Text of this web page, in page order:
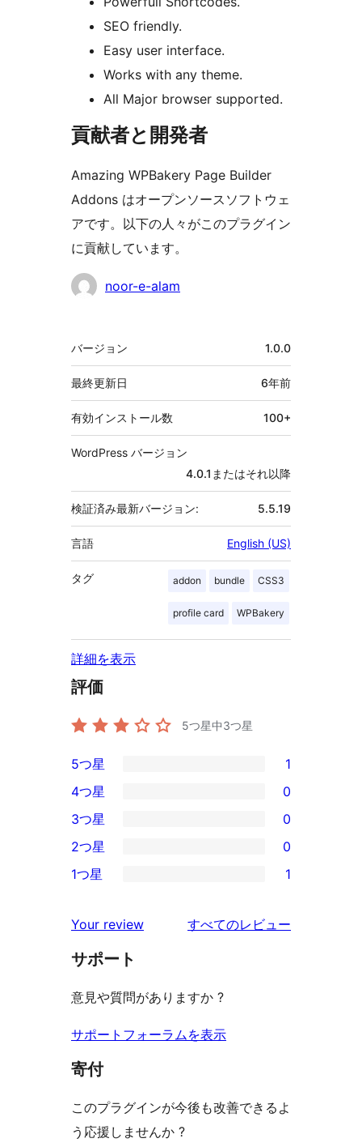
SEO friendly.
Easy user interface.
Works with any theme.
All Major browser supported.
貢献者と開発者
Amazing WPBakery Page Builder
Addons はオープンソースソフトウェ
アです。以下の人々がこのプラグイン
に貢献しています。
貢
noor-e-alam
メ
タ
バージョン 1.0.0
最終更新日 6年前
有効インストール数 100+
WordPress バージョン
4.0.1またはそれ以降
検証済み最新バージョン: 5.5.19
言語 English (US)
タグ addon bundle CSS3
profile card WPBakery
詳細を表示
評価
5つ星中3つ星
1
5-
星
レ
ビ
ー
5つ星 1
4-
星
レ
ュ
ー
4つ星 0
0
3-
星
ビ
ュ
3つ星 0
2-
レ
ビ
ー
2つ星 0
星
レ
ュ
ー
1つ星 1
Your review すべてのレビュー
サポート
意見や質問がありますか ?
サポートフォーラムを表示
寄付
このプラグインが今後も改善できるよ
う応援しませんか ?